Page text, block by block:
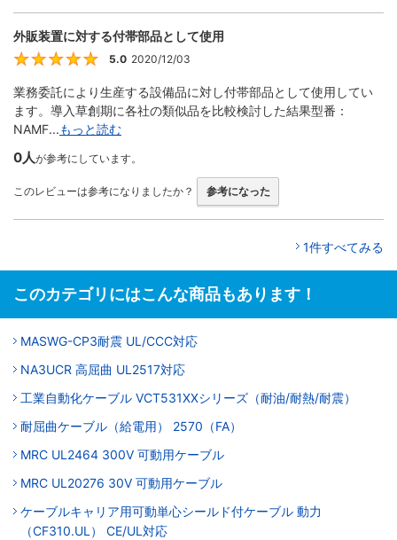
外販装置に対する付帯部品として使用
5
5.0 2020/12/03
業務委託により生産する設備品に対し付帯部品として使用してい
ます。導入草創期に各社の類似品を比較検討した結果型番：
NAMF...もっと読む
0人が参考にしています。
このレビューは参考になりましたか？ 参考になった
1件すべてみる
このカテゴリにはこんな商品もあります！
MASWG-CP3耐震 UL/CCC対応
NA3UCR 高屈曲 UL2517対応
工業自動化ケーブル VCT531XXシリーズ（耐油/耐熱/耐震）
耐屈曲ケーブル（給電用） 2570（FA）
MRC UL2464 300V 可動用ケーブル
MRC UL20276 30V 可動用ケーブル
ケーブルキャリア用可動単心シールド付ケーブル 動力
（CF310.UL） CE/UL対応